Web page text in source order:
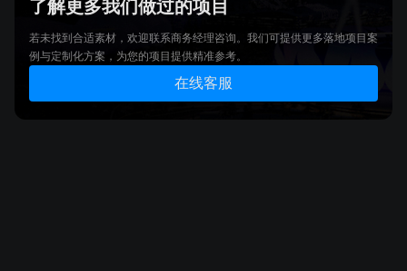
了解更多我们做过的项目
若未找到合适素材，欢迎联系商务经理咨询。我们可提供更多落地项目案
例与定制化方案，为您的项目提供精准参考。
在线客服